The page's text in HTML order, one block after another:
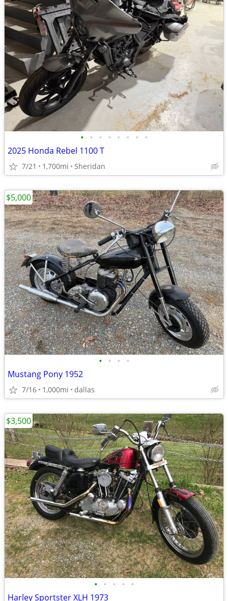
• • • • • • • •
2025 Honda Rebel 1100 T
7/21 1,700mi Sheridan
• • • •
Mustang Pony 1952
7/16 1,000mi dallas
$5,000
• • • • •
Harley Sportster XLH 1973
$3,500